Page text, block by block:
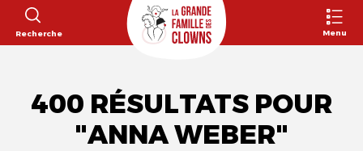
Recherche Menu
400 RÉSULTATS POUR
"ANNA WEBER"